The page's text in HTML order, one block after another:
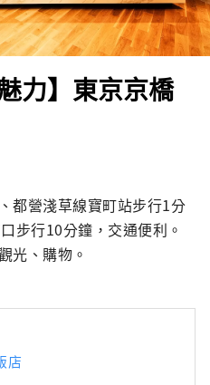
力】東京京橋
都營淺草線寶町站步行1分
步行10分鐘，交通便利。
光、購物。
店